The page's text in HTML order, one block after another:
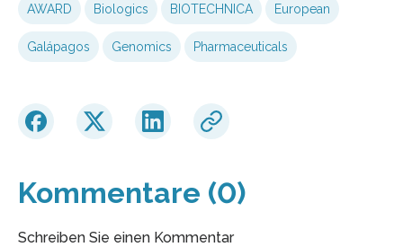
AWARD Biologics BIOTECHNICA European
Galápagos Genomics Pharmaceuticals
Kommentare (0)
Schreiben Sie einen Kommentar